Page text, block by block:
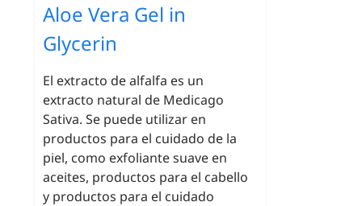
Aloe Vera Gel in
Glycerin
El extracto de alfalfa es un
extracto natural de Medicago
Sativa. Se puede utilizar en
productos para el cuidado de la
piel, como exfoliante suave en
aceites, productos para el cabello
y productos para el cuidado